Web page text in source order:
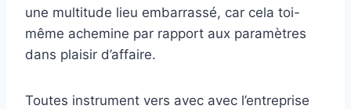
une multitude lieu embarrassé, car cela toi-
même achemine par rapport aux paramètres
dans plaisir d’affaire.
Toutes instrument vers avec avec l’entreprise